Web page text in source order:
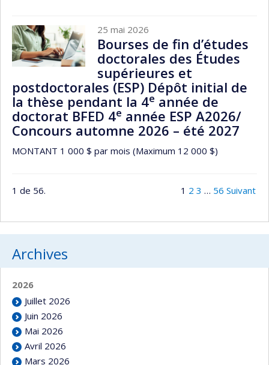
25 mai 2026
Bourses de fin d’études
doctorales des Études
supérieures et
postdoctorales (ESP) Dépôt initial de
la thèse pendant la 4e année de
doctorat BFED 4e année ESP A2026/
Concours automne 2026 – été 2027
MONTANT 1 000 $ par mois (Maximum 12 000 $)
1 de 56. 1 2 3 … 56 Suivant
Archives
2026
Juillet 2026
Juin 2026
Mai 2026
Avril 2026
Mars 2026